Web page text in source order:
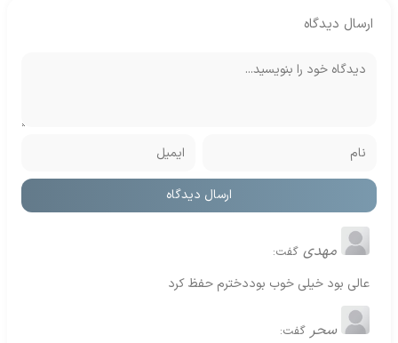
ارسال دیدگاه
مهدی گفت:
عالی بود خیلی خوب بوددخترم حفظ کرد
سحر گفت: